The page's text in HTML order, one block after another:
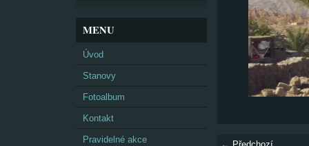
MENU
Úvod
Stanovy
Fotoalbum
Kontakt
Pravidelné akce